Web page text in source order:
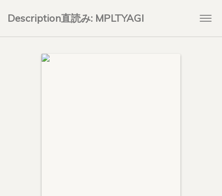
Description直読み: MPLTYAGI